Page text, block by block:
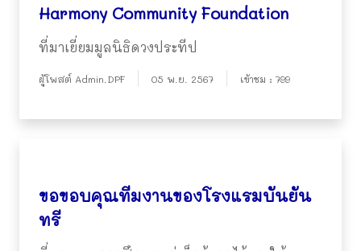
Harmony Community Foundation
ที่มาเยี่ยมมูลนิธิดวงประทีป
ผู้โพสต์ Admin.DPF 05 พ.ย. 2567 เข้าชม : 799
ขอขอบคุณทีมงานของโรงแรมบันยัน
ทรี